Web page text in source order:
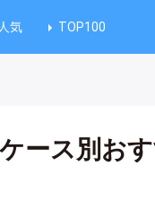
気 TOP100
ース別お